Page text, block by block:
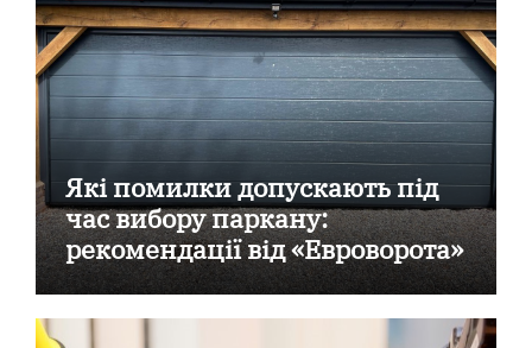
Які помилки допускають під
час вибору паркану:
рекомендації від «Евроворота»